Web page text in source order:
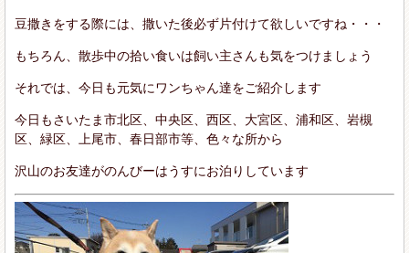
豆撒きをする際には、撒いた後必ず片付けて欲しいですね・・・
もちろん、散歩中の拾い食いは飼い主さんも気をつけましょう
それでは、今日も元気にワンちゃん達をご紹介します
今日もさいたま市北区、中央区、西区、大宮区、浦和区、岩槻
区、緑区、上尾市、春日部市等、色々な所から
沢山のお友達がのんびーはうすにお泊りしています